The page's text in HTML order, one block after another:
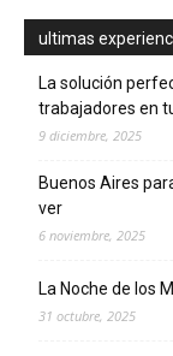
ultimas
La solución
trabajadores en
9 diciembre, 2025
Buenos Aires
ver
6 noviembre, 2025
La Noche de los
31 octubre, 2025